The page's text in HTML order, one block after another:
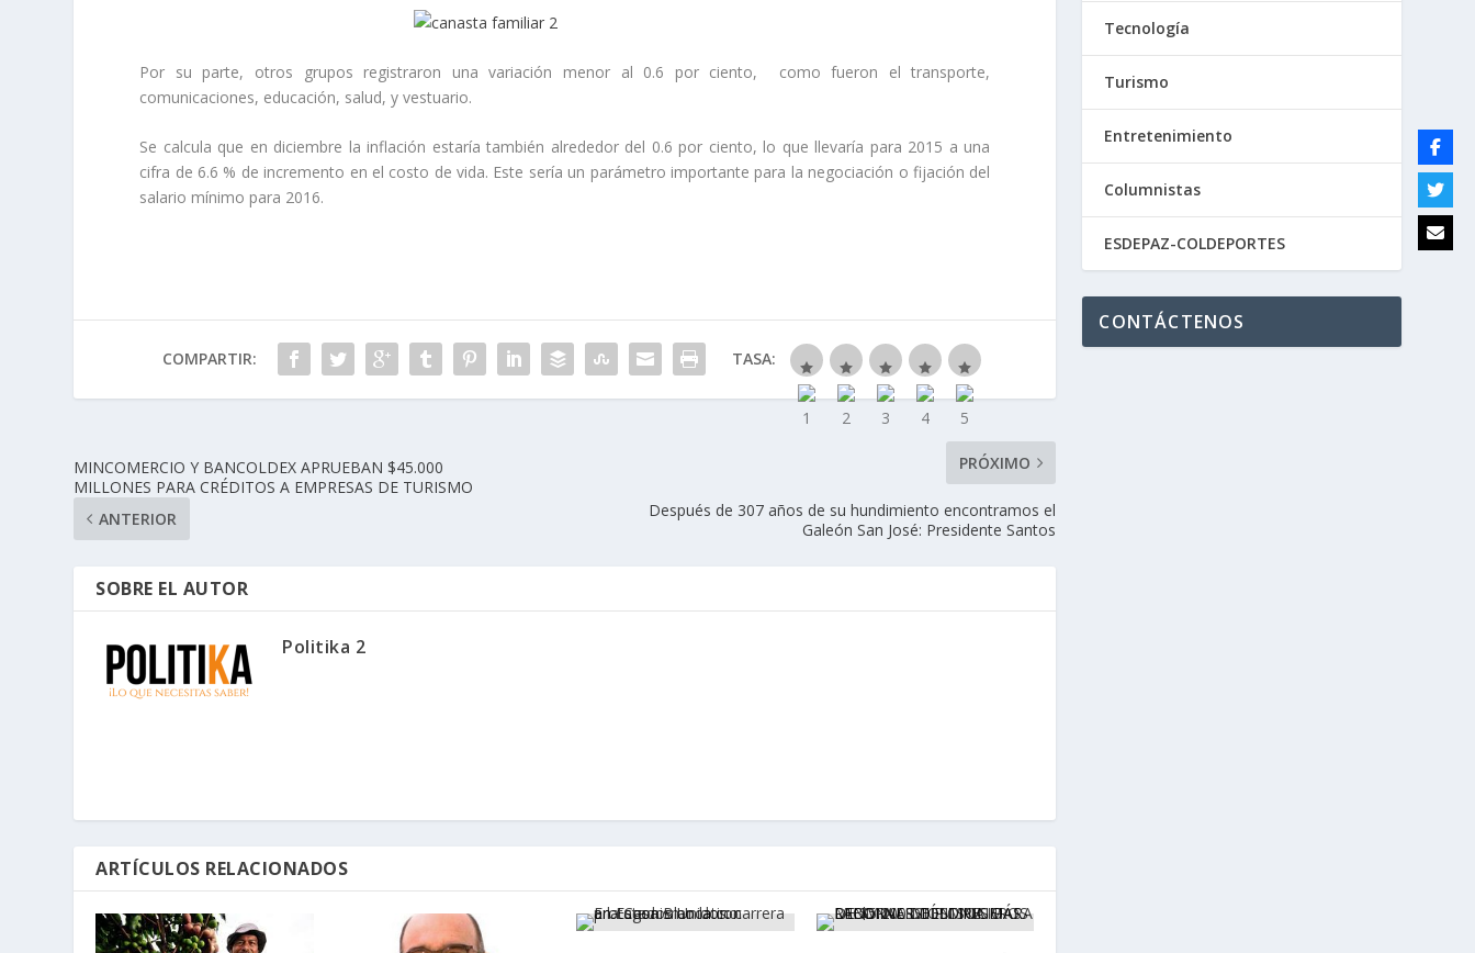
Por su parte, otros grupos registraron una variación menor al 0.6 por ciento, como fueron el transporte,
comunicaciones, educación, salud, y vestuario.
Se calcula que en diciembre la inflación estaría también alrededor del 0.6 por ciento, lo que llevaría para 2015 a una
cifra de 6.6 % de incremento en el costo de vida. Este sería un parámetro importante para la negociación o fijación del
salario mínimo para 2016.
COMPARTIR: TASA:
MINCOMERCIO Y BANCOLDEX APRUEBAN $45.000
MILLONES PARA CRÉDITOS A EMPRESAS DE TURISMO
ANTERIOR
PRÓXIMO
Después de 307 años de su hundimiento encontramos el
Galeón San José: Presidente Santos
SOBRE EL AUTOR
Politika 2
ARTÍCULOS RELACIONADOS
Tecnología
Turismo
Entretenimiento
Columnistas
ESDEPAZ-COLDEPORTES
CONTÁCTENOS